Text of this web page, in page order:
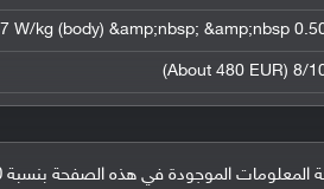
0.50 W/kg (head) &amp;nbsp; &amp;nbsp; 0.47 W/kg (body)
8/10 (About 480
الموجودة في هذه الصفحة بنسبة 100%، وفي حالة وجود خطأ يُرجى